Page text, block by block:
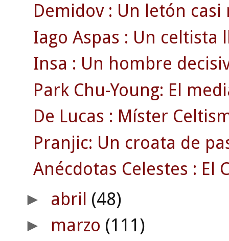
Demidov : Un letón casi
Iago Aspas : Un celtista
Insa : Un hombre
Park Chu-Young: El
De Lucas : Míster
Pranjic: Un croata de
Anécdotas Celestes : El
► abril (48)
► marzo (111)